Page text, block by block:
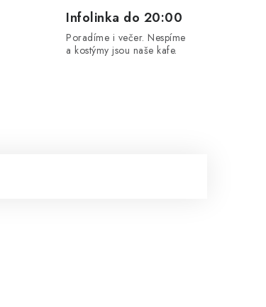
Infolinka do 20:00
Poradíme i večer. Nespíme
a kostýmy jsou naše kafe.